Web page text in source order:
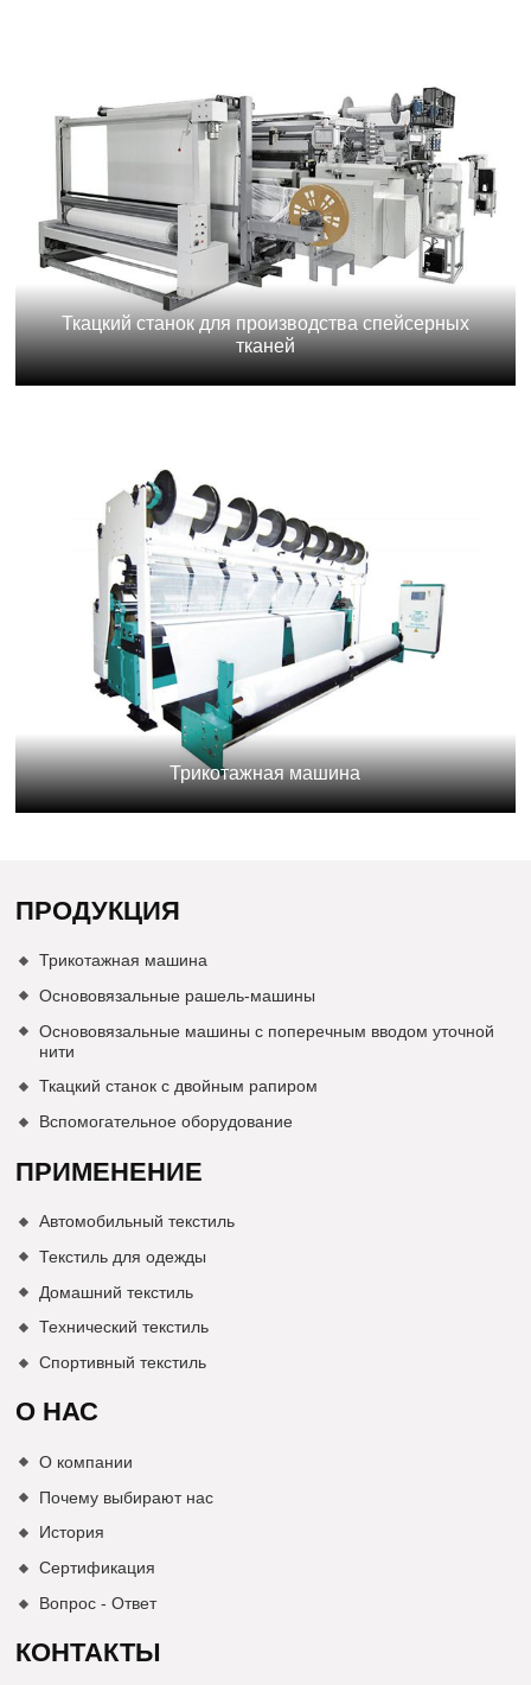
Ткацкий станок для производства спейсерных
тканей
Трикотажная машина
ПРОДУКЦИЯ
Трикотажная машина
Основовязальные рашель-машины
Основовязальные машины с поперечным вводом уточной
нити
Ткацкий станок с двойным рапиром
Вспомогательное оборудование
ПРИМЕНЕНИЕ
Автомобильный текстиль
Текстиль для одежды
Домашний текстиль
Технический текстиль
Спортивный текстиль
О НАС
О компании
Почему выбирают нас
История
Сертификация
Вопрос - Ответ
КОНТАКТЫ